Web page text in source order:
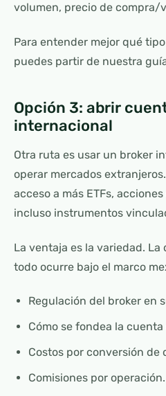
volumen, precio de compra/
Para entender mejor qué
puedes partir de nuestra
Opción 3: abrir
internacional
Otra ruta es usar un broker
operar mercados
acceso a más ETFs,
incluso instrumentos
La ventaja es la variedad.
todo ocurre bajo el marco
Regulación del broker en
Cómo se fondea la
Costos por conversión de
Comisiones por operación.